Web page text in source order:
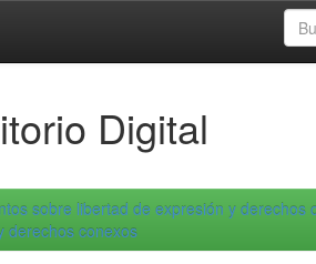
Digital
sobre libertad de expresión y derechos
derechos conexos